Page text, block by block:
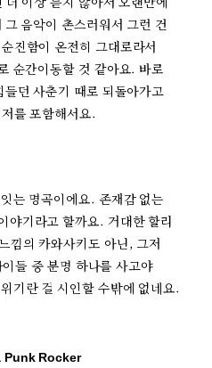
음악이 촌스러워서 그런 건
진함이 온전히 그대로라서
순간이동할 것 같아요. 바로
던 사춘기 때로 되돌아가고
를 포함해서요.
는 명곡이에요. 존재감 없는
야기라고 할까요. 거대한 할리
낌의 카와사키도 아닌, 그저
들 중 분명 하나를 사고야
기란 걸 시인할 수밖에 없네요.
Punk Rocker